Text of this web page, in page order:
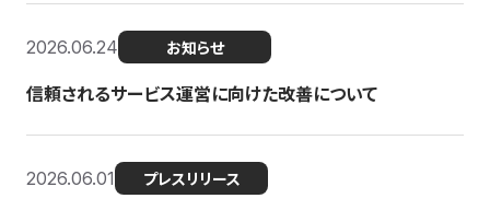
2026.06.24 お知らせ
信頼されるサービス運営に向けた改善について
2026.06.01 プレスリリース